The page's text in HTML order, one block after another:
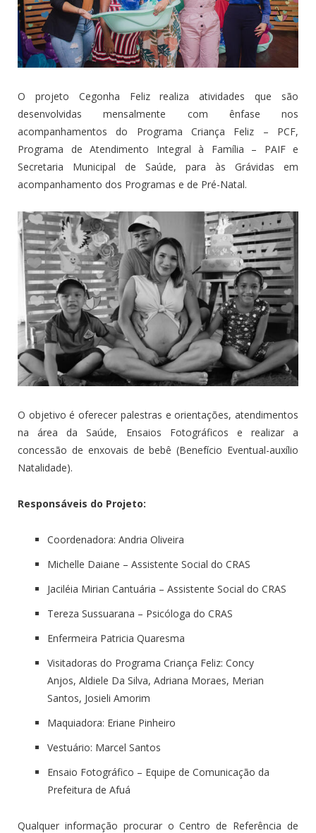
O projeto Cegonha Feliz realiza atividades que são
desenvolvidas mensalmente com ênfase nos
acompanhamentos do Programa Criança Feliz – PCF,
Programa de Atendimento Integral à Família – PAIF e
Secretaria Municipal de Saúde, para às Grávidas em
acompanhamento dos Programas e de Pré-Natal.
O objetivo é oferecer palestras e orientações, atendimentos
na área da Saúde, Ensaios Fotográficos e realizar a
concessão de enxovais de bebê (Benefício Eventual-auxílio
Natalidade).
Responsáveis do Projeto:
Coordenadora: Andria Oliveira
Michelle Daiane – Assistente Social do CRAS
Jaciléia Mirian Cantuária – Assistente Social do CRAS
Tereza Sussuarana – Psicóloga do CRAS
Enfermeira Patricia Quaresma
Visitadoras do Programa Criança Feliz: Concy
Anjos, Aldiele Da Silva, Adriana Moraes, Merian
Santos, Josieli Amorim
Maquiadora: Eriane Pinheiro
Vestuário: Marcel Santos
Ensaio Fotográfico – Equipe de Comunicação da
Prefeitura de Afuá
Qualquer informação procurar o Centro de Referência de